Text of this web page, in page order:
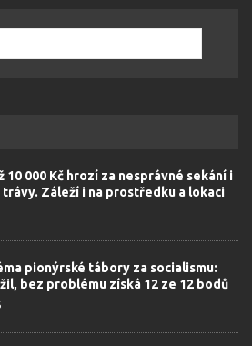
10 000 Kč hrozí za nesprávné sekání i
trávy. Záleží i na prostředku a lokaci
pionýrské tábory za socialismu:
bez problému získá 12 ze 12 bodů